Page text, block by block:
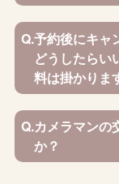
Q.予約後にキャ
どうしたらい
料は掛かりま
Q.カメラマンの
か？